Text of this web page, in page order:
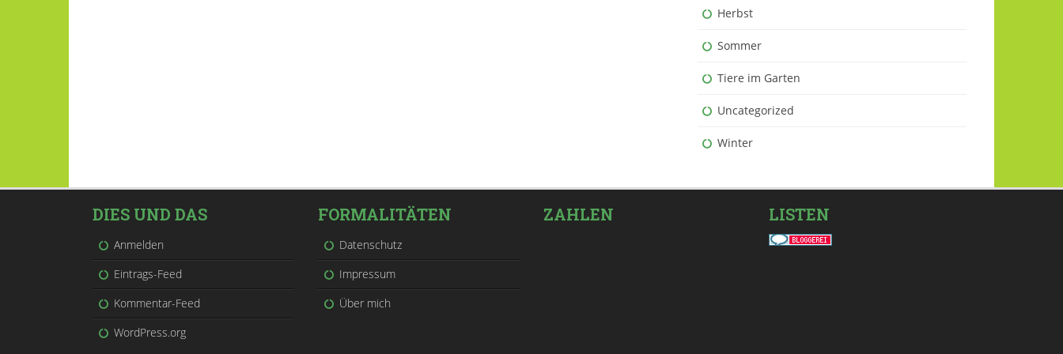
Herbst
Sommer
Tiere im Garten
Uncategorized
Winter
DIES UND DAS
Anmelden
Eintrags-Feed
Kommentar-Feed
WordPress.org
FORMALITÄTEN
Datenschutz
Impressum
Über mich
ZAHLEN LISTEN